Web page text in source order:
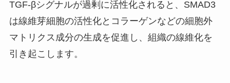
TGF-βシグナルが過剰に活性化されると、SMAD3
は線維芽細胞の活性化とコラーゲンなどの細胞外
マトリクス成分の生成を促進し、組織の線維化を
引き起こします。